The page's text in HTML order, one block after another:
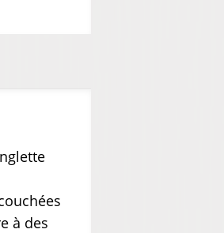
à des